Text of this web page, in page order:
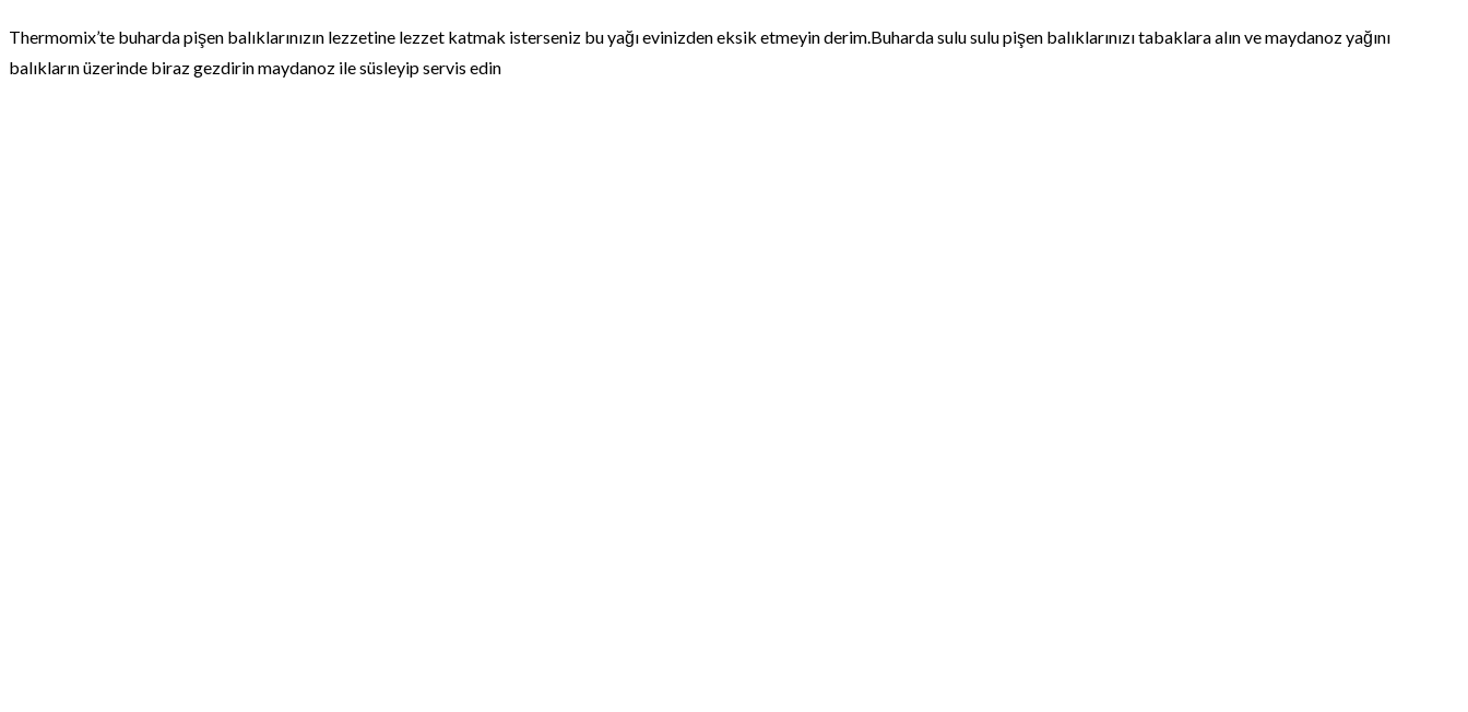
Thermomix’te buharda pişen balıklarınızın lezzetine lezzet katmak isterseniz bu yağı evinizden eksik etmeyin derim.Buharda sulu sulu pişen balıklarınızı tabaklara alın ve maydanoz yağını
balıkların üzerinde biraz gezdirin maydanoz ile süsleyip servis edin